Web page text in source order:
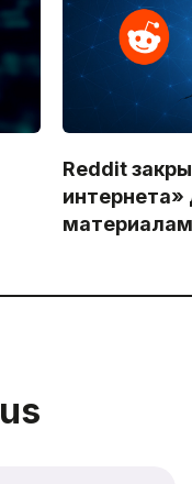
Reddit
интернета»